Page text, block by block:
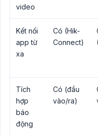
video
Kết nối
app từ
xa
Có (Hik-
Connect)
Tích
hợp
báo
động
Có (đầu
vào/ra)